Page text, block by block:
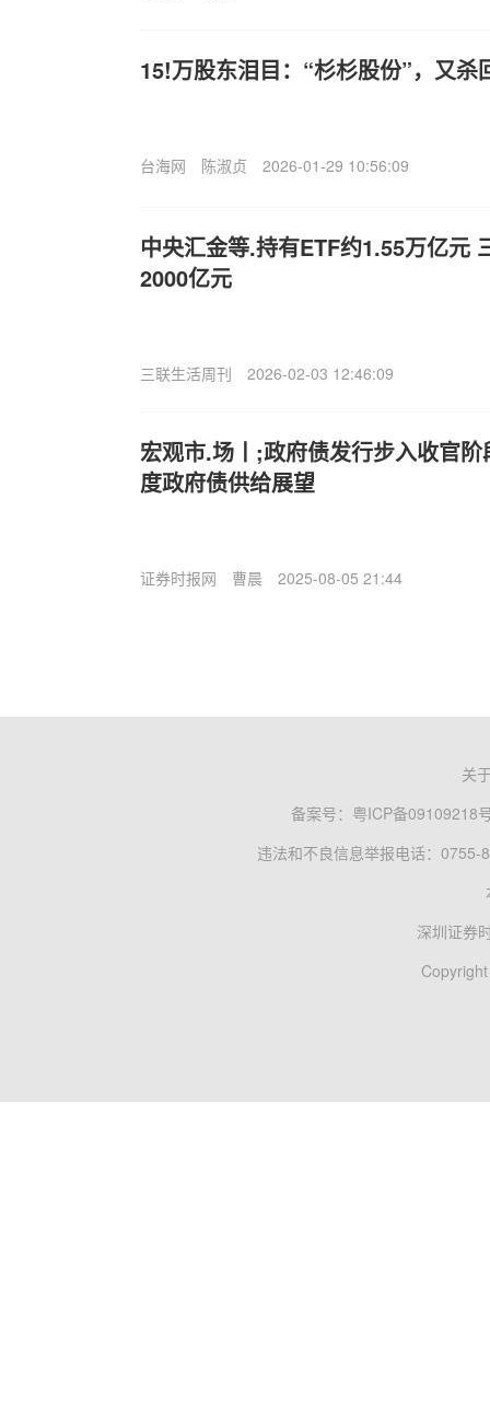
15!万股东泪目：“杉杉股份”，又杀
台海网 陈淑贞 2026-01-29 10:56:09
中央汇金等.持有ETF约1.55万亿元
2000亿元
三联生活周刊 2026-02-03 12:46:09
宏观市.场丨;政府债发行步入收官
度政府债供给展望
证券时报网 曹晨 2025-08-05 21:44
关
备案号： 粤ICP备09109218
违法和不良信息举报电话：0755-
深圳证券